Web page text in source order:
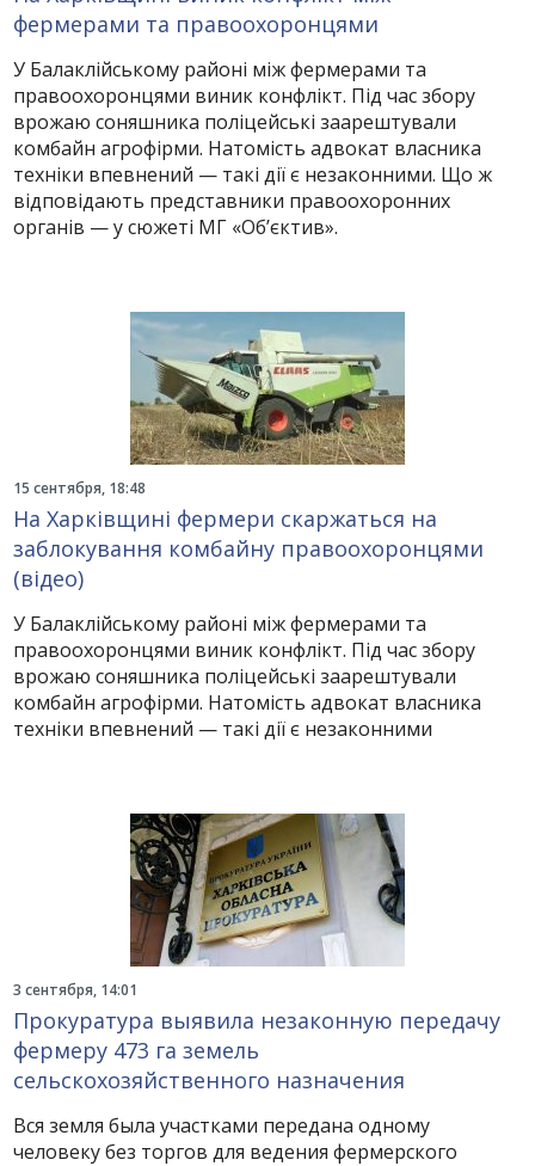
фермерами та правоохоронцями
У Балаклійському районі між фермерами та
правоохоронцями виник конфлікт. Під час збору
врожаю соняшника поліцейські заарештували
комбайн агрофірми. Натомість адвокат власника
техніки впевнений — такі дії є незаконними. Що ж
відповідають представники правоохоронних
органів — у сюжеті МГ «Об’єктив».
15 сентября, 18:48
На Харківщині фермери скаржаться на
заблокування комбайну правоохоронцями
(відео)
У Балаклійському районі між фермерами та
правоохоронцями виник конфлікт. Під час збору
врожаю соняшника поліцейські заарештували
комбайн агрофірми. Натомість адвокат власника
техніки впевнений — такі дії є незаконними
3 сентября, 14:01
Прокуратура выявила незаконную передачу
фермеру 473 га земель
сельскохозяйственного назначения
Вся земля была участками передана одному
человеку без торгов для ведения фермерского